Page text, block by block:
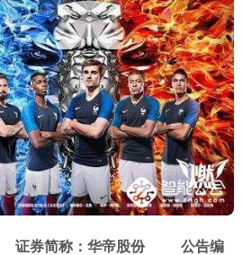
证券简称：华帝股份 公告编